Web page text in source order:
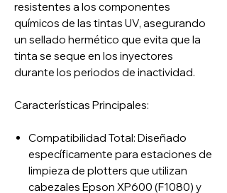
resistentes a los componentes
químicos de las tintas UV, asegurando
un sellado hermético que evita que la
tinta se seque en los inyectores
durante los periodos de inactividad.
Características Principales:
Compatibilidad Total: Diseñado
específicamente para estaciones de
limpieza de plotters que utilizan
cabezales Epson XP600 (F1080) y